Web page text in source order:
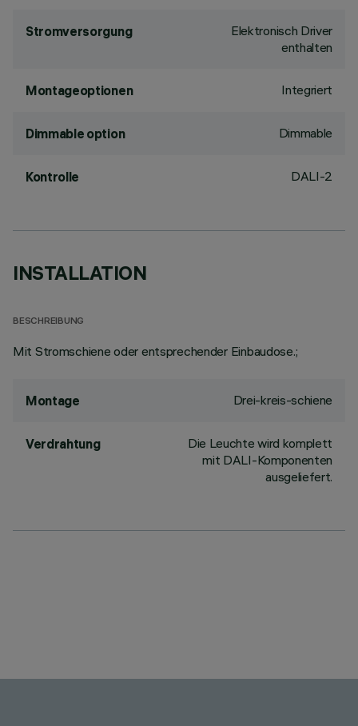
Stromversorgung
Elektronisch Driver
enthalten
Montageoptionen Integriert
Dimmable option Dimmable
Kontrolle DALI-2
INSTALLATION
BESCHREIBUNG
Mit Stromschiene oder entsprechender Einbaudose.;
Montage Drei-kreis-schiene
Verdrahtung
Die Leuchte wird komplett
mit DALI-Komponenten
ausgeliefert.